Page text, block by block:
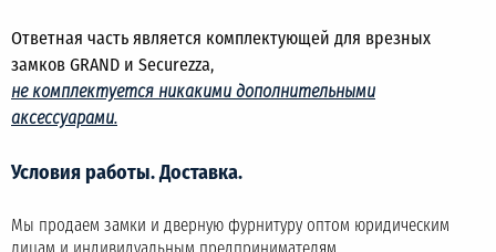
Ответная часть является комплектующей для врезных
замков GRAND и Securezza,
не комплектуется никакими дополнительными
аксессуарами.
Условия работы. Доставка.
Мы продаем замки и дверную фурнитуру оптом юридическим